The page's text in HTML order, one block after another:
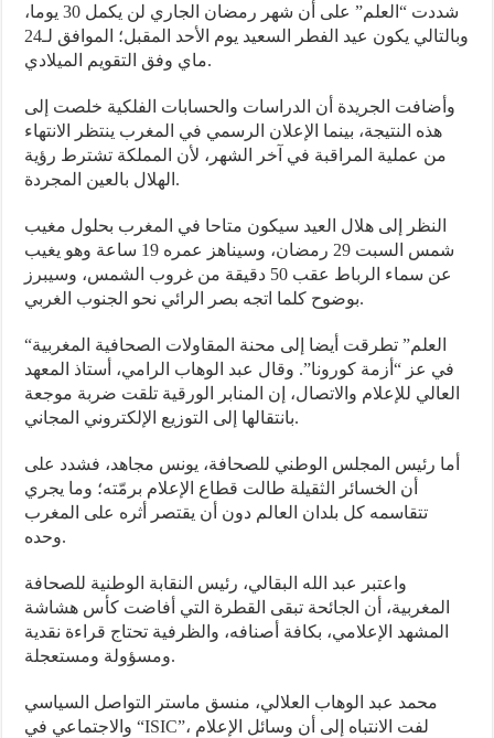
شددت “العلم” على أن شهر رمضان الجاري لن يكمل 30 يوما،
وبالتالي يكون عيد الفطر السعيد يوم الأحد المقبل؛ الموافق لـ24
ماي وفق التقويم الميلادي.
وأضافت الجريدة أن الدراسات والحسابات الفلكية خلصت إلى
هذه النتيجة، بينما الإعلان الرسمي في المغرب ينتظر الانتهاء
من عملية المراقبة في آخر الشهر، لأن المملكة تشترط رؤية
الهلال بالعين المجردة.
النظر إلى هلال العيد سيكون متاحا في المغرب بحلول مغيب
شمس السبت 29 رمضان، وسيناهز عمره 19 ساعة وهو يغيب
عن سماء الرباط عقب 50 دقيقة من غروب الشمس، وسيبرز
بوضوح كلما اتجه بصر الرائي نحو الجنوب الغربي.
“العلم” تطرقت أيضا إلى محنة المقاولات الصحافية المغربية
في عز “أزمة كورونا”. وقال عبد الوهاب الرامي، أستاذ المعهد
العالي للإعلام والاتصال، إن المنابر الورقية تلقت ضربة موجعة
بانتقالها إلى التوزيع الإلكتروني المجاني.
أما رئيس المجلس الوطني للصحافة، يونس مجاهد، فشدد على
أن الخسائر الثقيلة طالت قطاع الإعلام برمّته؛ وما يجري
تتقاسمه كل بلدان العالم دون أن يقتصر أثره على المغرب
وحده.
واعتبر عبد الله البقالي، رئيس النقابة الوطنية للصحافة
المغربية، أن الجائحة تبقى القطرة التي أفاضت كأس هشاشة
المشهد الإعلامي، بكافة أصنافه، والظرفية تحتاج قراءة نقدية
ومسؤولة ومستعجلة.
محمد عبد الوهاب العلالي، منسق ماستر التواصل السياسي
والاجتماعي في “ISIC”، لفت الانتباه إلى أن وسائل الإعلام